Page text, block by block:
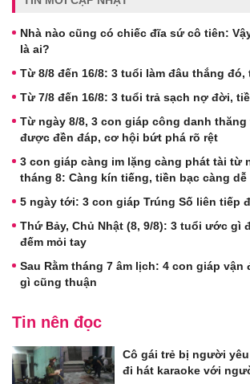
Nhà nào cũng có chiếc đĩa sứ cô tiên:
là ai?
Từ 8/8 đến 16/8: 3 tuổi làm đâu thắng đó,
Từ 7/8 đến 16/8: 3 tuổi trả sạch nợ đời,
Từ ngày 8/8, 3 con giáp công danh
được đền đáp, cơ hội bứt phá rõ rệt
3 con giáp càng im lặng càng phát tài từ
tháng 8: Càng kín tiếng, tiền bạc càng
5 ngày tới: 3 con giáp Trúng Số liên tiếp
Thứ Bảy, Chủ Nhật (8, 9/8): 3 tuổi ước gì
đếm mỏi tay
Sau Rằm tháng 7 âm lịch: 4 con giáp vận
gì cũng thuận
Tin nên đọc
Cô gái trẻ bị người
đi hát karaoke với